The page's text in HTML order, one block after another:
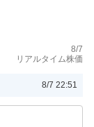
8/7
リアルタイム株価
8/7 22:51